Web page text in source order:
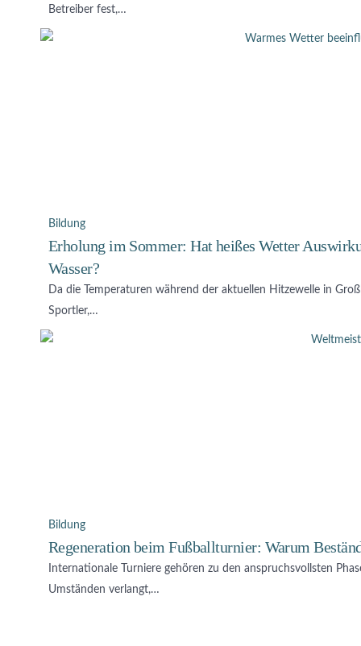
Betreiber fest,…
Bildung
Erholung im Sommer: Hat heißes Wetter
Wasser?
Da die Temperaturen während der aktuellen Hitzewelle in
Sportler,…
Bildung
Regeneration beim Fußballturnier: Warum
Internationale Turniere gehören zu den anspruchsvollsten
Umständen verlangt,…